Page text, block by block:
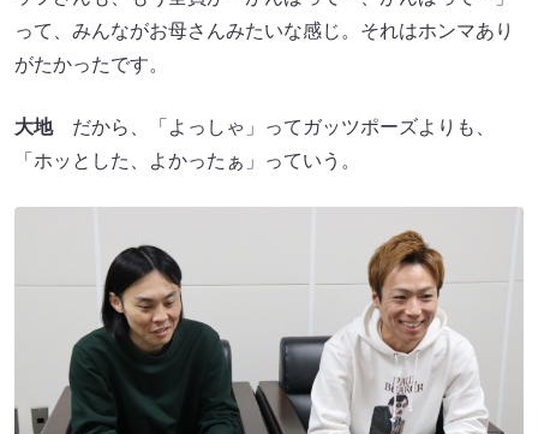
って、みんながお母さんみたいな感じ。それはホンマあり
がたかったです。
大地だから、「よっしゃ」ってガッツポーズよりも、
「ホッとした、よかったぁ」っていう。